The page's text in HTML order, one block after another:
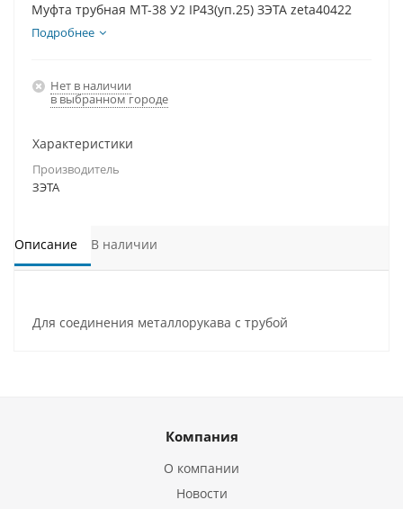
Муфта трубная МТ-38 У2 IP43(уп.25) ЗЭТА zeta40422
Подробнее
Нет в наличии
в выбранном городе
Характеристики
Производитель
ЗЭТА
Описание В наличии
Для соединения металлорукава с трубой
Компания
О компании
Новости